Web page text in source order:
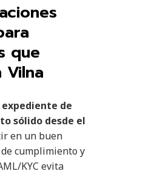
que
Vilna
de
sólido desde el
en un buen
cumplimiento y
KYC evita